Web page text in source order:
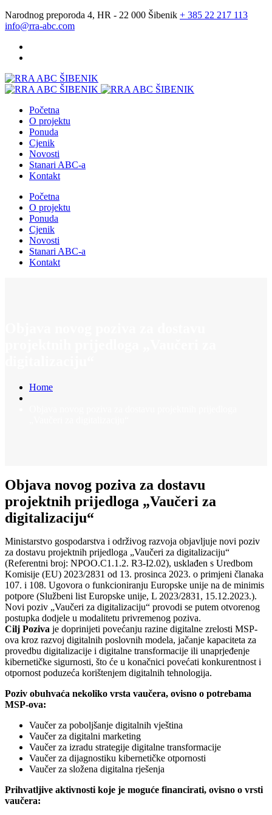
Narodnog preporoda 4, HR - 22 000 Šibenik + 385 22 217 113
info@rra-abc.com
Početna
O projektu
Ponuda
Cjenik
Novosti
Stanari ABC-a
Kontakt
Početna
O projektu
Ponuda
Cjenik
Novosti
Stanari ABC-a
Kontakt
Home
Objava novog poziva za dostavu
projektnih prijedloga „Vaučeri za
digitalizaciju“
Ministarstvo gospodarstva i održivog razvoja objavljuje novi poziv
za dostavu projektnih prijedloga „Vaučeri za digitalizaciju“
(Referentni broj: NPOO.C1.1.2. R3-I2.02), usklađen s Uredbom
Komisije (EU) 2023/2831 od 13. prosinca 2023. o primjeni članaka
107. i 108. Ugovora o funkcioniranju Europske unije na de minimis
potpore (Službeni list Europske unije, L 2023/2831, 15.12.2023.).
Novi poziv „Vaučeri za digitalizaciju“ provodi se putem otvorenog
postupka dodjele u modalitetu privremenog poziva.
Cilj Poziva je doprinijeti povećanju razine digitalne zrelosti MSP-
ova kroz razvoj digitalnih poslovnih modela, jačanje kapaciteta za
provedbu digitalizacije i digitalne transformacije ili unaprjeđenje
kibernetičke sigurnosti, što će u konačnici povećati konkurentnost i
otpornost poduzeća korištenjem digitalnih tehnologija.
Poziv obuhvaća nekoliko vrsta vaučera, ovisno o potrebama
MSP-ova:
Vaučer za poboljšanje digitalnih vještina
Vaučer za digitalni marketing
Vaučer za izradu strategije digitalne transformacije
Vaučer za dijagnostiku kibernetičke otpornosti
Vaučer za složena digitalna rješenja
Prihvatljive aktivnosti koje je moguće financirati, ovisno o vrsti
vaučera: